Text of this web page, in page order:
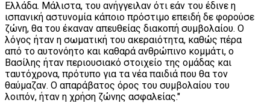
Ελλάδα. Μάλιστα, του ανήγγειλαν ότι εάν του έδινε η
ισπανική αστυνομία κάποιο πρόστιμο επειδή δε φορούσε
ζώνη, θα του έκαναν απευθείας διακοπή συμβολαίου. Ο
λόγος ήταν η σωματική του ακεραιότητα, καθώς πέρα
από το αυτονόητο και καθαρά ανθρώπινο κομμάτι, ο
Βασίλης ήταν περιουσιακό στοιχείο της ομάδας και
ταυτόχρονα, πρότυπο για τα νέα παιδιά που θα τον
θαύμαζαν. Ο απαράβατος όρος του συμβολαίου του
λοιπόν, ήταν η χρήση ζώνης ασφαλείας."